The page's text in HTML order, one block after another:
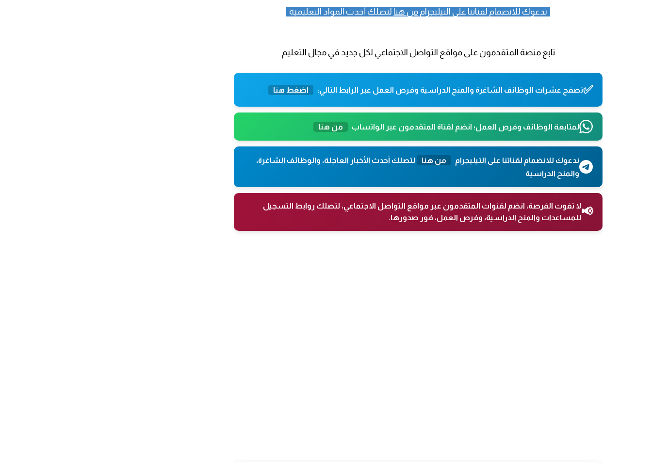
ندعوك للانضمام لقناتنا على التيليجرام من هنا لتصلك أحدث المواد التعليمية
تابع منصة المتقدمون على مواقع التواصل الاجتماعي لكل جديد في مجال التعليم
✅تصفح عشرات الوظائف الشاغرة والمنح الدراسية وفرص العمل عبر الرابط التالي: اضغط هنا
لمتابعة الوظائف وفرص العمل؛ انضم لقناة المتقدمون عبر الواتساب من هنا
ندعوك للانضمام لقناتنا على التيليجرام من هنا
لتصلك أحدث الأخبار العاجلة، والوظائف الشاغرة،
والمنح الدراسية
📢لا تفوت الفرصة، انضم لقنوات المتقدمون عبر مواقع التواصل الاجتماعي، لتصلك روابط التسجيل
للمساعدات والمنح الدراسية، وفرص العمل، فور صدورها.